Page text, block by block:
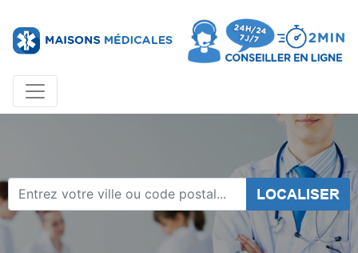
LOCALISER